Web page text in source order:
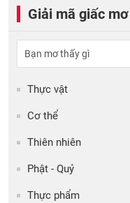
Giải mã giấc mơ
Thực vật
Cơ thể
Thiên nhiên
Phật - Quỷ
Thực phẩm